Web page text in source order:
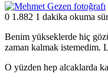
0 1.882 1 dakika okuma
Benim yükseklerde hiç
zaman kalmak istemedim.
O yüzden hep alcaklarda